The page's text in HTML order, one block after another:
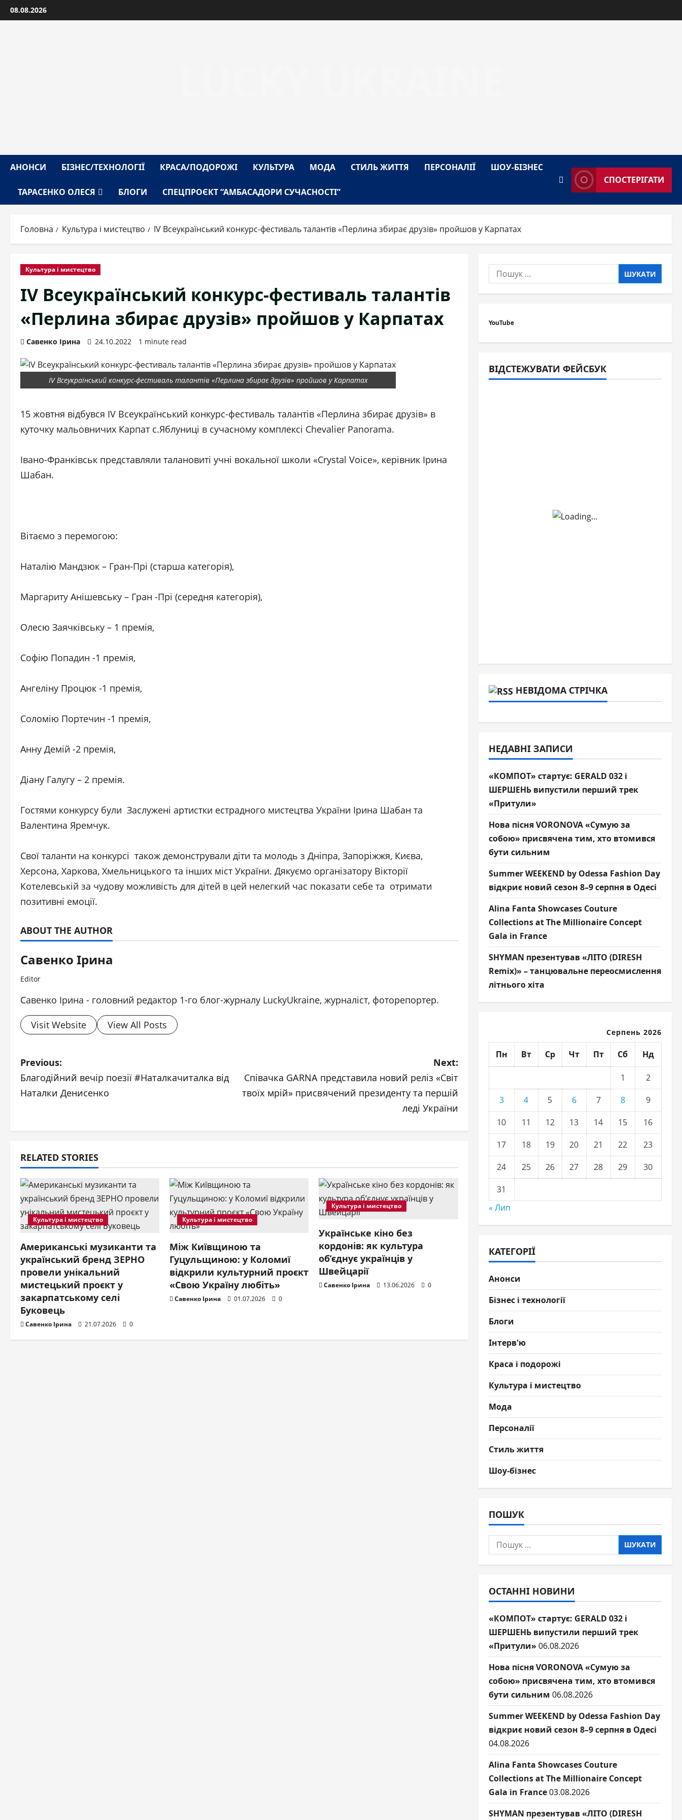
Перейти
до
08.08.2026
АНОНСИ БІЗНЕС/ТЕХНОЛОГІЇ КРАСА/ПОДОРОЖІ КУЛЬТУРА МОДА СТИЛЬ ЖИТТЯ ПЕРСОНАЛІЇ ШОУ-БІЗНЕС
ТАРАСЕНКО ОЛЕСЯ БЛОГИ СПЕЦПРОЄКТ “АМБАСАДОРИ СУЧАСНОСТІ”
СПОСТЕРІГАТИ
Головна Культура і мистецтво IV Всеукраїнський конкурс-фестиваль талантів «Перлина збирає друзів» пройшов у Карпатах
Культура і мистецтво
IV Всеукраїнський конкурс-фестиваль талантів
«Перлина збирає друзів» пройшов у Карпатах
Савенко Ірина 24.10.2022 1 minute read
IV Всеукраїнський конкурс-фестиваль талантів «Перлина збирає друзів» пройшов у Карпатах
15 жовтня відбувся IV Всеукраїнський конкурс-фестиваль талантів «Перлина збирає друзів» в
куточку мальовничих Карпат с.Яблуниці в сучасному комплексі Chevalier Panorama.
Івано-Франківськ представляли талановиті учні вокальної школи «Crystal Voice», керівник Ірина
Шабан.
Вітаємо з перемогою:
Наталію Мандзюк – Гран-Прі (старша категорія),
Маргариту Анішевську – Гран -Прі (середня категорія),
Олесю Заячківську – 1 премія,
Софію Попадин -1 премія,
Ангеліну Процюк -1 премія,
Соломію Портечин -1 премія,
Анну Демій -2 премія,
Діану Галугу – 2 премія.
Гостями конкурсу були Заслужені артистки естрадного мистецтва України Ірина Шабан та
Валентина Яремчук.
Свої таланти на конкурсі також демонстрували діти та молодь з Дніпра, Запоріжжя, Києва,
Херсона, Харкова, Хмельницького та інших міст України. Дякуємо організатору Вікторії
Котелевській за чудову можливість для дітей в цей нелегкий час показати себе та отримати
позитивні емоції.
ABOUT THE AUTHOR
Савенко Ірина
Editor
Савенко Ірина - головний редактор 1-го блог-журналу LuckyUkraine, журналіст, фоторепортер.
Visit Website View All Posts
P
o
t
n
a
v
i
g
a
t
i
o
n
Previous:
Благодійний вечір поезії #Наталкачиталка від
Наталки Денисенко
Next:
Співачка GARNA представила новий реліз «Світ
твоїх мрій» присвячений президенту та першій
леді України
RELATED STORIES
Культура і мистецтво
Американські музиканти та
український бренд ЗЕРНО
провели унікальний
мистецький проєкт у
закарпатському селі
Буковець
Савенко Ірина 21.07.2026 0
Культура і мистецтво
Між Київщиною та
Гуцульщиною: у Коломиї
відкрили культурний проєкт
«Свою Україну любіть»
Савенко Ірина 01.07.2026 0
Культура і мистецтво
Українське кіно без
кордонів: як культура
об’єднує українців у
Швейцарії
Савенко Ірина 13.06.2026 0
Пошук:
YouTube
ВІДСТЕЖУВАТИ ФЕЙСБУК
НЕВІДОМА СТРІЧКА
НЕДАВНІ ЗАПИСИ
«КОМПОТ» стартує: GERALD 032 і
ШЕРШЕНЬ випустили перший трек
«Притули»
Нова пісня VORONOVA «Сумую за
собою» присвячена тим, хто втомився
бути сильним
Summer WEEKEND by Odessa Fashion Day
відкриє новий сезон 8–9 серпня в Одесі
Alina Fanta Showcases Couture
Collections at The Millionaire Concept
Gala in France
SHYMAN презентував «ЛІТО (DIRESH
Remix)» – танцювальне переосмислення
літнього хіта
Серпень 2026
Пн Вт Ср Чт Пт Сб Нд
1
2
3
4 5 6 7 8
9
10
11 12 13 14 15
16
17
18 19 20 21 22
23
24
25 26 27 28 29
30
31
« Лип
КАТЕГОРІЇ
Анонси
Бізнес і технології
Блоги
Інтерв'ю
Краса і подорожі
Культура і мистецтво
Мода
Персоналії
Стиль життя
Шоу-бізнес
ПОШУК
Пошук:
ОСТАННІ НОВИНИ
«КОМПОТ» стартує: GERALD 032 і
ШЕРШЕНЬ випустили перший трек
«Притули» 06.08.2026
Нова пісня VORONOVA «Сумую за
собою» присвячена тим, хто втомився
бути сильним 06.08.2026
Summer WEEKEND by Odessa Fashion Day
відкриє новий сезон 8–9 серпня в Одесі
04.08.2026
Alina Fanta Showcases Couture
Collections at The Millionaire Concept
Gala in France03.08.2026
SHYMAN презентував «ЛІТО (DIRESH